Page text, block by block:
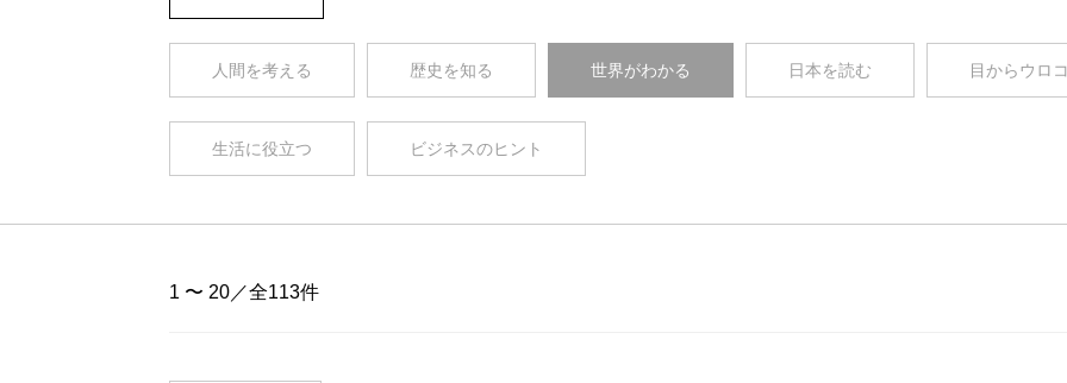
人間を考える 歴史を知る 世界がわかる 日本を読む 目からウロコ
生活に役立つ ビジネスのヒント
1 〜 20／全113件